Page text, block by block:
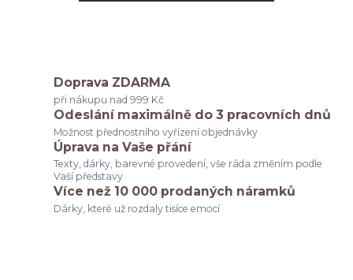
Doprava ZDARMA
při nákupu nad 999 Kč
Odeslání maximálně do 3 pracovních dnů
Možnost přednostního vyřízení objednávky
Úprava na Vaše přání
Texty, dárky, barevné provedení, vše ráda změním podle
Vaší představy
Více než 10 000 prodaných náramků
Dárky, které už rozdaly tisíce emocí